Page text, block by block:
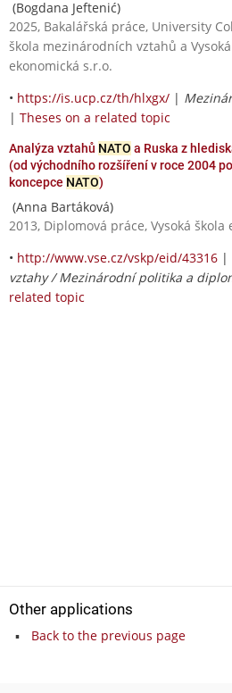
(Bogdana Jeftenić)
2025, Bakalářská práce, University
škola mezinárodních vztahů a
ekonomická s.r.o.
• https://is.ucp.cz/th/hlxgx/ |
| Theses on a related topic
Analýza vztahů NATO a Ruska z
(od východního rozšíření v roce 2004
koncepce NATO)
(Anna Bartáková)
2013, Diplomová práce, Vysoká škola
• http://www.vse.cz/vskp/eid/43316 |
vztahy / Mezinárodní politika a
related topic
Other applications
Back to the previous page